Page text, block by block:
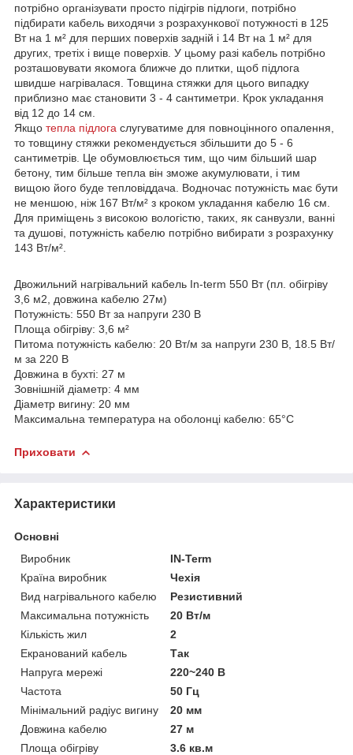
потрібно організувати просто підігрів підлоги, потрібно
підбирати кабель виходячи з розрахункової потужності в 125
Вт на 1 м² для перших поверхів задній і 14 Вт на 1 м² для
других, третіх і вище поверхів. У цьому разі кабель потрібно
розташовувати якомога ближче до плитки, щоб підлога
швидше нагрівалася. Товщина стяжки для цього випадку
приблизно має становити 3 - 4 сантиметри. Крок укладання
від 12 до 14 см.
Якщо тепла підлога слугуватиме для повноцінного опалення,
то товщину стяжки рекомендується збільшити до 5 - 6
сантиметрів. Це обумовлюється тим, що чим більший шар
бетону, тим більше тепла він зможе акумулювати, і тим
вищою його буде тепловіддача. Водночас потужність має бути
не меншою, ніж 167 Вт/м² з кроком укладання кабелю 16 см.
Для приміщень з високою вологістю, таких, як санвузли, ванні
та душові, потужність кабелю потрібно вибирати з розрахунку
143 Вт/м².
Двожильний нагрівальний кабель In-term 550 Вт (пл. обігріву
3,6 м2, довжина кабелю 27м)
Потужність: 550 Вт за напруги 230 В
Площа обігріву: 3,6 м²
Питома потужність кабелю: 20 Вт/м за напруги 230 В, 18.5 Вт/
м за 220 В
Довжина в бухті: 27 м
Зовнішній діаметр: 4 мм
Діаметр вигину: 20 мм
Максимальна температура на оболонці кабелю: 65°C
Приховати
Характеристики
Основні
Виробник
IN-Term
Країна виробник
Чехія
Вид нагрівального кабелю
Резистивний
Максимальна потужність
20 Вт/м
Кількість жил
2
Екранований кабель
Так
Напруга мережі
220~240 В
Частота
50 Гц
Мінімальний радіус вигину
20 мм
Довжина кабелю
27 м
Площа обігріву
3.6 кв.м